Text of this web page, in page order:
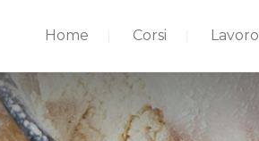
Home Corsi Lavoro